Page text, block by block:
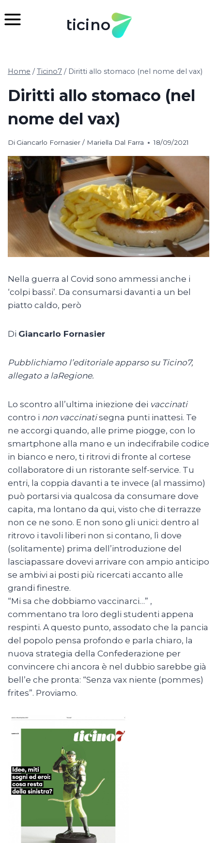
al
ticino
Home / Ticino7 / Diritti allo stomaco (nel nome del vax)
Diritti allo stomaco (nel
nome del vax)
Di Giancarlo Fornasier / Mariella Dal Farra 18/09/2021
Nella guerra al Covid sono ammessi anche i
‘colpi bassi’. Da consumarsi davanti a un bel
piatto caldo, però
Di Giancarlo Fornasier
Pubblichiamo l’editoriale apparso su Ticino7,
allegato a laRegione.
Lo scontro all’ultima iniezione dei vaccinati
contro i non vaccinatisegna punti inattesi. Te
ne accorgi quando, alle prime piogge, con lo
smartphone alla mano e un indecifrabile codice
in bianco e nero, ti ritrovi di fronte al cortese
collaboratore di un ristorante self-service. Tu
entri, la coppia davanti a te invece (al massimo)
può portarsi via qualcosa da consumare dove
capita, ma lontano da qui, visto che di terrazze
non ce ne sono. E non sono gli unici: dentro al
ritrovo i tavoli liberi non si contano, lì dove
(solitamente) prima dell’introduzione del
lasciapassare dovevi arrivare con ampio anticipo
se ambivi ai posti più ricercati accanto alle
grandi finestre.
“Mi sa che dobbiamo vaccinarci…” ,
commentano tra loro degli studenti appena
respinti. A questo punto, assodato che la pancia
del popolo pensa profondo e parla chiaro, la
nuova strategia della Confederazione per
convincere chi ancora è nel dubbio sarebbe già
bell’e che pronta: “Senza vax niente (pommes)
frites”. Proviamo.